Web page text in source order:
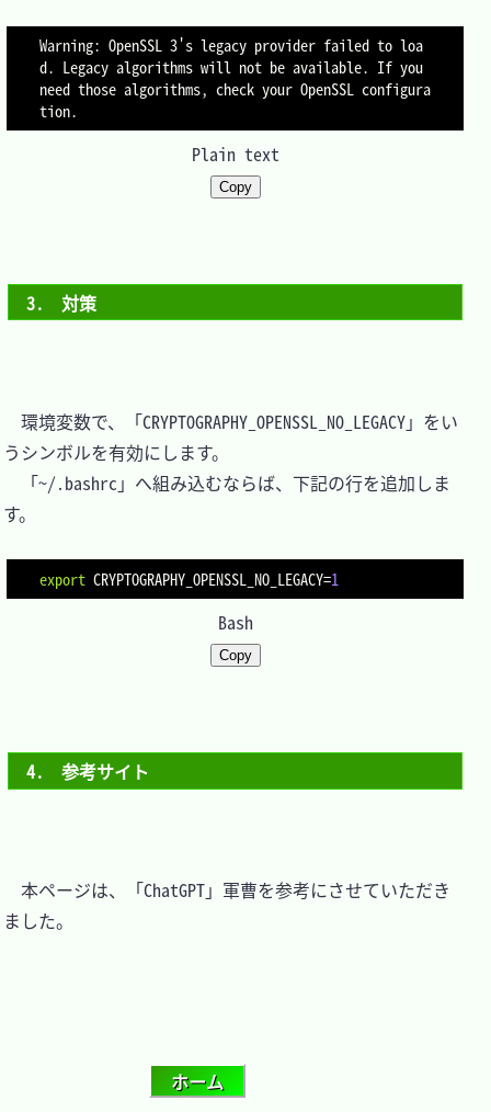
Warning: OpenSSL 3's legacy provider failed to loa
d. Legacy algorithms will not be available. If you
need those algorithms, check your OpenSSL configura
Plain text
Copy
3.　対策
環境変数で、「CRYPTOGRAPHY_OPENSSL_NO_LEGACY」をい
うシンボルを有効にします。
「~/.bashrc」へ組み込むならば、下記の行を追加しま
す。
export CRYPTOGRAPHY_OPENSSL_NO_LEGACY=1
Bash
Copy
4.　参考サイト
本ページは、「ChatGPT」軍曹を参考にさせていただき
ました。